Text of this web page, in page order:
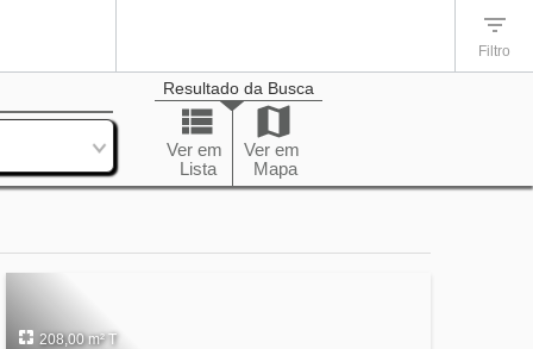
Filtro
Resultado da Busca
Ver em
Lista
Ver em
Mapa
208,00 m² T